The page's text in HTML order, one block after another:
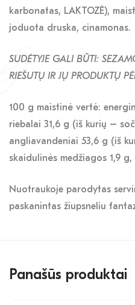
karbonatas, LAKTOZĖ),
joduota druska, cinamonas.
SUDĖTYJE GALI BŪTI:
RIEŠUTŲ IR JŲ PRODUKTŲ
100 g maistinė vertė:
riebalai 31,6 g (iš kurių –
angliavandeniai 53,6 g (iš
skaidulinės medžiagos 1,9
Nuotraukoje parodytas
paskanintas žiupsneliu
Panašūs produktai